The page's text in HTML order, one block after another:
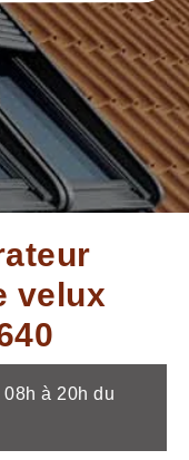
velux
à 20h du